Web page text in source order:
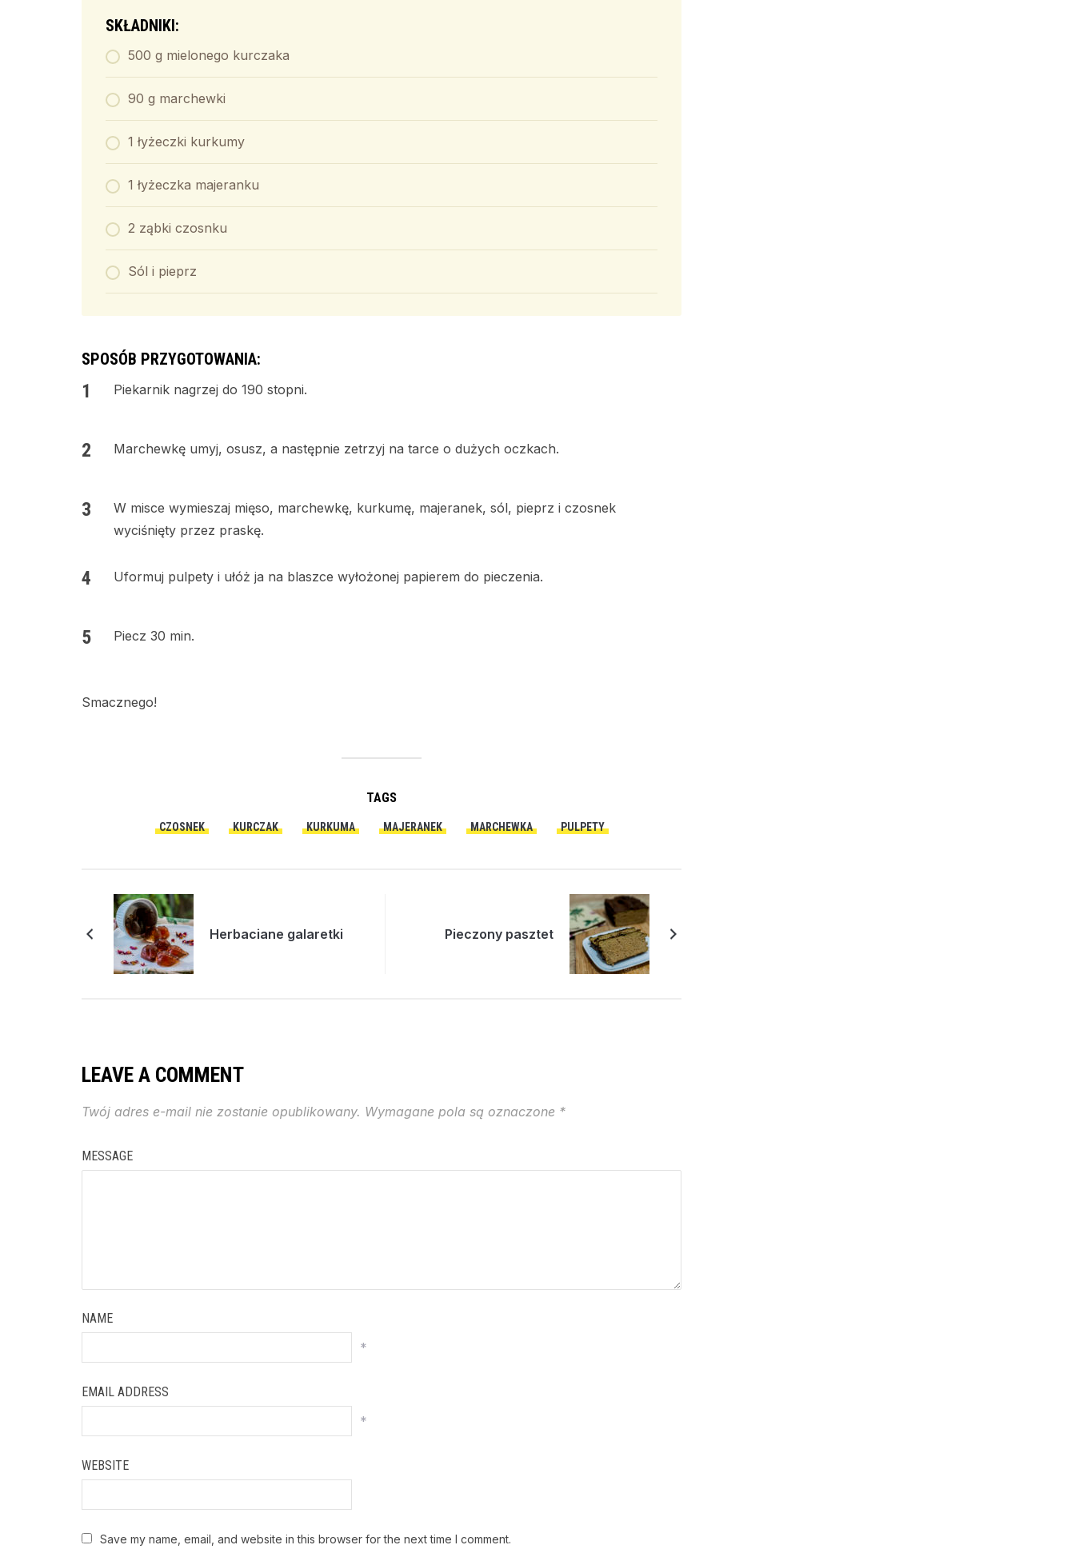
SKŁADNIKI:
500 g mielonego kurczaka
90 g marchewki
1 łyżeczki kurkumy
1 łyżeczka majeranku
2 ząbki czosnku
Sól i pieprz
SPOSÓB PRZYGOTOWANIA:
Piekarnik nagrzej do 190 stopni.
Marchewkę umyj, osusz, a następnie zetrzyj na tarce o dużych oczkach.
W misce wymieszaj mięso, marchewkę, kurkumę, majeranek, sól, pieprz i czosnek
wyciśnięty przez praskę.
Uformuj pulpety i ułóż ja na blaszce wyłożonej papierem do pieczenia.
Piecz 30 min.
Smacznego!
TAGS
CZOSNEK KURCZAK KURKUMA MAJERANEK MARCHEWKA PULPETY
Herbaciane galaretki Pieczony pasztet
LEAVE A COMMENT
Twój adres e-mail nie zostanie opublikowany. Wymagane pola są oznaczone *
MESSAGE
NAME
*
EMAIL ADDRESS
*
WEBSITE
Save my name, email, and website in this browser for the next time I comment.